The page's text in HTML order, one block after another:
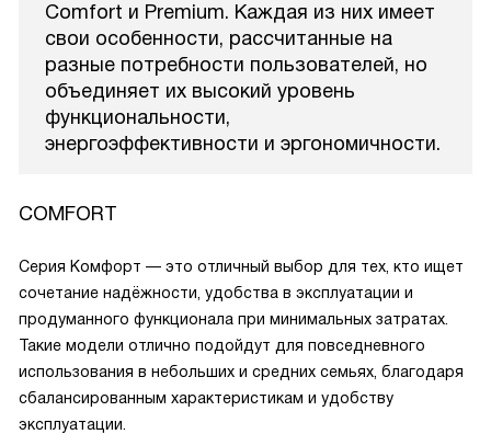
Comfort и Premium. Каждая из них имеет
свои особенности, рассчитанные на
разные потребности пользователей, но
объединяет их высокий уровень
функциональности,
энергоэффективности и эргономичности.
COMFORT
Серия Комфорт — это отличный выбор для тех, кто ищет
сочетание надёжности, удобства в эксплуатации и
продуманного функционала при минимальных затратах.
Такие модели отлично подойдут для повседневного
использования в небольших и средних семьях, благодаря
сбалансированным характеристикам и удобству
эксплуатации.